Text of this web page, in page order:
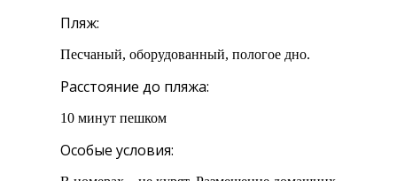
Пляж:
Песчаный, оборудованный, пологое дно.
Расстояние до пляжа:
10 минут пешком
Особые условия: